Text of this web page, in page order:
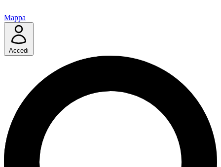
Mappa
Accedi